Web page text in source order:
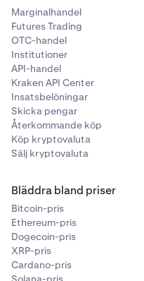
Marginalhandel
Futures Trading
OTC-handel
Institutioner
API-handel
Kraken API Center
Insatsbelöningar
Skicka pengar
Återkommande köp
Köp kryptovaluta
Sälj kryptovaluta
Bläddra bland priser
Bitcoin-pris
Ethereum-pris
Dogecoin-pris
XRP-pris
Cardano-pris